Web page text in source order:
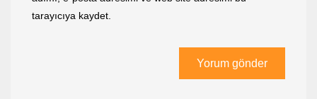
tarayıcıya kaydet.